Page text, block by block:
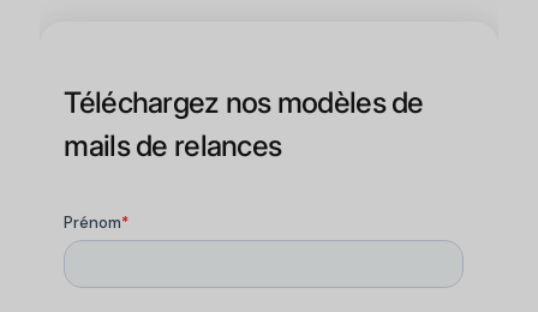
Téléchargez nos modèles de
mails de relances